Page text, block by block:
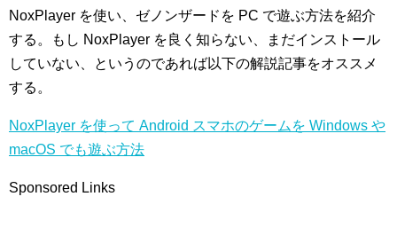
NoxPlayer を使い、ゼノンザードを PC で遊ぶ方法を紹介
する。もし NoxPlayer を良く知らない、まだインストール
していない、というのであれば以下の解説記事をオススメ
する。
NoxPlayer を使って Android スマホのゲームを Windows や
macOS でも遊ぶ方法
Sponsored Links